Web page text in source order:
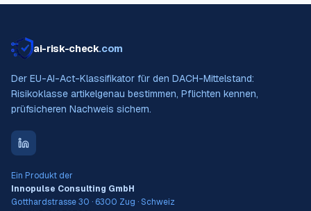
ai-risk-check.com
Der EU-AI-Act-Klassifikator für den DACH-Mittelstand:
Risikoklasse artikelgenau bestimmen, Pflichten kennen,
prüfsicheren Nachweis sichern.
Ein Produkt der
Innopulse Consulting GmbH
Gotthardstrasse 30 · 6300 Zug · Schweiz